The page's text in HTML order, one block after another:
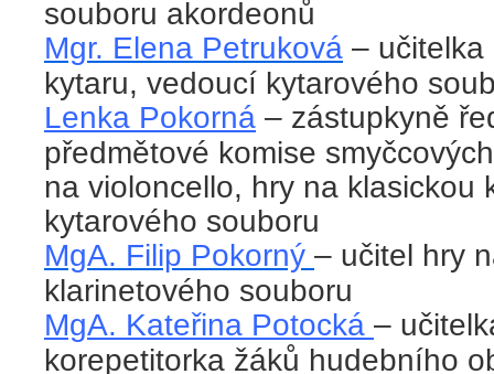
souboru akordeonů
Mgr. Elena Petruková – učitelka
kytaru, vedoucí kytarového
Lenka Pokorná – zástupkyně
předmětové komise
na violoncello, hry na klasickou
kytarového souboru
MgA. Filip Pokorný – učitel hry
klarinetového souboru
MgA. Kateřina Potocká –
korepetitorka žáků hudebního